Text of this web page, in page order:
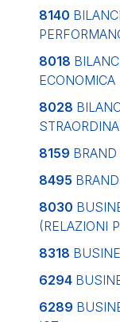
8140
8018
ECONOMICA
8028
8159
8495
8030
(RELAZIONI
8318
6294
6289